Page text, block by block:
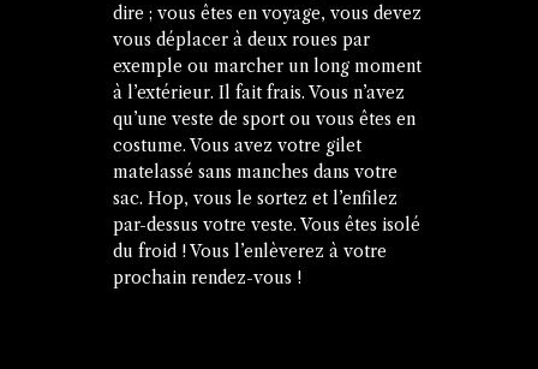
dire ; vous êtes en voyage, vous devez
vous déplacer à deux roues par
exemple ou marcher un long moment
à l’extérieur. Il fait frais. Vous n’avez
qu’une veste de sport ou vous êtes en
costume. Vous avez votre gilet
matelassé sans manches dans votre
sac. Hop, vous le sortez et l’enfilez
par-dessus votre veste. Vous êtes isolé
du froid ! Vous l’enlèverez à votre
prochain rendez-vous !